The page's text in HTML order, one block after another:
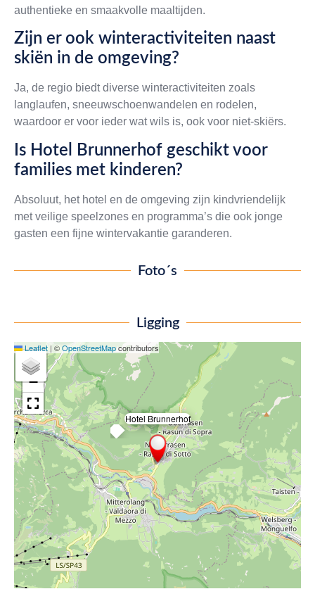
authentieke en smaakvolle maaltijden.
Zijn er ook winteractiviteiten naast
skiën in de omgeving?
Ja, de regio biedt diverse winteractiviteiten zoals
langlaufen, sneeuwschoenwandelen en rodelen,
waardoor er voor ieder wat wils is, ook voor niet-skiërs.
Is Hotel Brunnerhof geschikt voor
families met kinderen?
Absoluut, het hotel en de omgeving zijn kindvriendelijk
met veilige speelzones en programma’s die ook jonge
gasten een fijne wintervakantie garanderen.
Foto´s
Ligging
Hotel Brunnerhof
×
+
−
Leaflet | ©OpenStreetMapcontributors